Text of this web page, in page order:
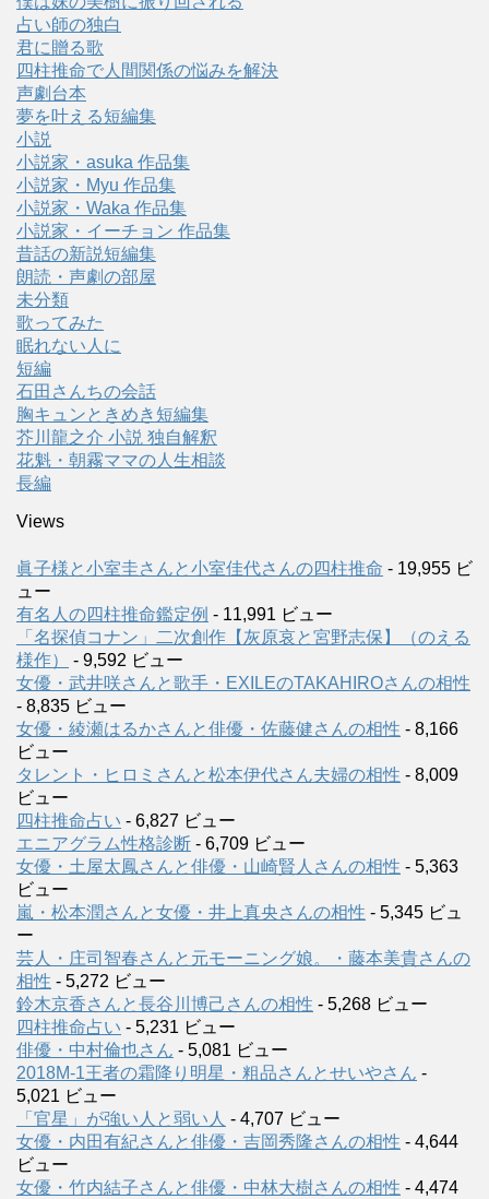
占い師の独白
君に贈る歌
四柱推命で人間関係の悩みを解決
声劇台本
夢を叶える短編集
小説
小説家・asuka 作品集
小説家・Myu 作品集
小説家・Waka 作品集
小説家・イーチョン 作品集
昔話の新説短編集
朗読・声劇の部屋
未分類
歌ってみた
眠れない人に
短編
石田さんちの会話
胸キュンときめき短編集
芥川龍之介 小説 独自解釈
花魁・朝霧ママの人生相談
長編
Views
眞子様と小室圭さんと小室佳代さんの四柱推命 - 19,955 ビ
ュー
有名人の四柱推命鑑定例 - 11,991 ビュー
「名探偵コナン」二次創作【灰原哀と宮野志保】（のえる
様作）
- 9,592 ビュー
女優・武井咲さんと歌手・EXILEのTAKAHIROさんの相性
- 8,835 ビュー
女優・綾瀬はるかさんと俳優・佐藤健さんの相性 - 8,166
ビュー
タレント・ヒロミさんと松本伊代さん夫婦の相性 - 8,009
ビュー
四柱推命占い - 6,827 ビュー
エニアグラム性格診断 - 6,709 ビュー
女優・土屋太鳳さんと俳優・山崎賢人さんの相性 - 5,363
ビュー
嵐・松本潤さんと女優・井上真央さんの相性 - 5,345 ビュ
ー
芸人・庄司智春さんと元モーニング娘。・藤本美貴さんの
相性 - 5,272 ビュー
鈴木京香さんと長谷川博己さんの相性 - 5,268 ビュー
四柱推命占い - 5,231 ビュー
俳優・中村倫也さん - 5,081 ビュー
2018M-1王者の霜降り明星・粗品さんとせいやさん -
5,021 ビュー
「官星」が強い人と弱い人 - 4,707 ビュー
女優・内田有紀さんと俳優・吉岡秀隆さんの相性 - 4,644
ビュー
女優・竹内結子さんと俳優・中林大樹さんの相性 - 4,474